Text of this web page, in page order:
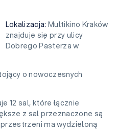
Lokalizacja: Multikino Kraków
znajduje się przy ulicy
Dobrego Pasterza w
o nowoczesnych
12 sal, które łącznie
z sal przeznaczone są
ma wydzieloną